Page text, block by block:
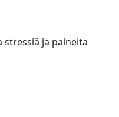
stressiä ja paineita